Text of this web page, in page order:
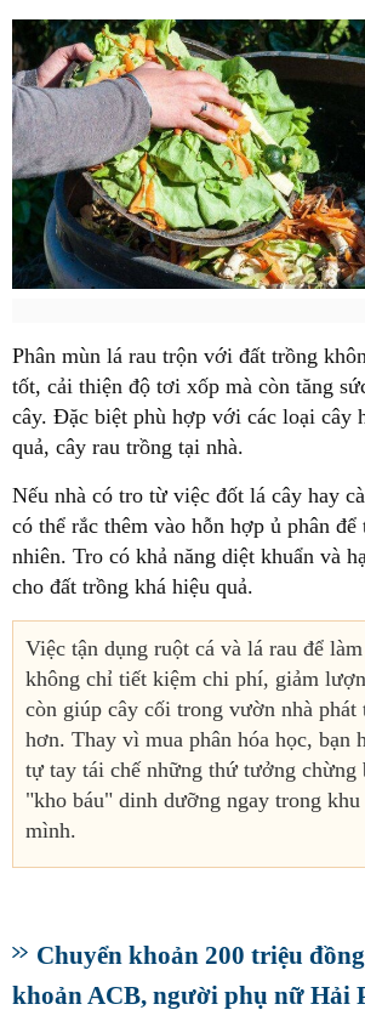
Phân mùn lá rau trộn với đất trồng
tốt, cải thiện độ tơi xốp mà còn tăng
cây. Đặc biệt phù hợp với các loại cây
quả, cây rau trồng tại nhà.
Nếu nhà có tro từ việc đốt lá cây hay
có thể rắc thêm vào hỗn hợp ủ phân
nhiên. Tro có khả năng diệt khuẩn và
cho đất trồng khá hiệu quả.
Việc tận dụng ruột cá và lá rau để
không chỉ tiết kiệm chi phí, giảm
còn giúp cây cối trong vườn nhà phát
hơn. Thay vì mua phân hóa học, bạn
tự tay tái chế những thứ tưởng chừng
"kho báu" dinh dưỡng ngay trong
mình.
Chuyển khoản 200 triệu
khoản ACB, người phụ nữ Hải